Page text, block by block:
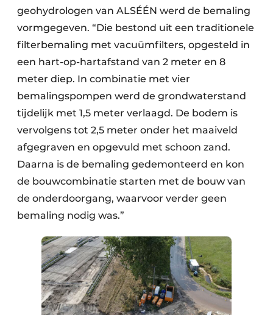
geohydrologen van ALSÉÉN werd de bemaling
vormgegeven. “Die bestond uit een traditionele
filterbemaling met vacuümfilters, opgesteld in
een hart-op-hartafstand van 2 meter en 8
meter diep. In combinatie met vier
bemalingspompen werd de grondwaterstand
tijdelijk met 1,5 meter verlaagd. De bodem is
vervolgens tot 2,5 meter onder het maaiveld
afgegraven en opgevuld met schoon zand.
Daarna is de bemaling gedemonteerd en kon
de bouwcombinatie starten met de bouw van
de onderdoorgang, waarvoor verder geen
bemaling nodig was.”